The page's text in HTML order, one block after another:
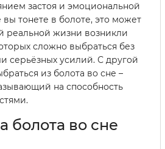
застоя и эмоциональной
тонете в болоте, это может
реальной жизни возникли
сложно выбраться без
серьёзных усилий. С другой
из болота во сне –
на способность
болота во сне